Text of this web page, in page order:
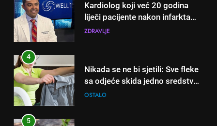
Kardiolog koji već 20 godina
liječi pacijente nakon infarkta
otkrio: Ove 4 jutarnje navike
ZDRAVLJE
4
Nikada se ne bi sjetili: Sve fleke
sa odjeće skida jedno sredstvo
koje svi imamo u kući
OSTALO
5